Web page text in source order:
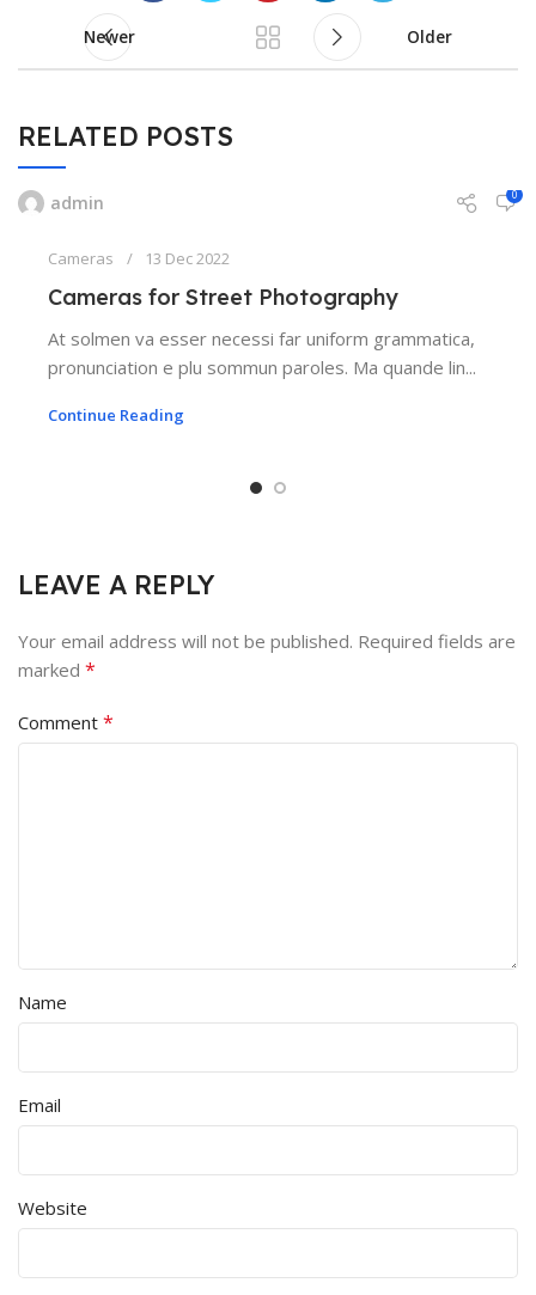
Newer Older
RELATED POSTS
admin 0
Cameras 13 Dec 2022
Cameras for Street Photography
At solmen va esser necessi far uniform grammatica,
pronunciation e plu sommun paroles. Ma quande lin...
Continue Reading
LEAVE A REPLY
Your email address will not be published. Required fields are
marked *
Comment *
Name
Email
Website